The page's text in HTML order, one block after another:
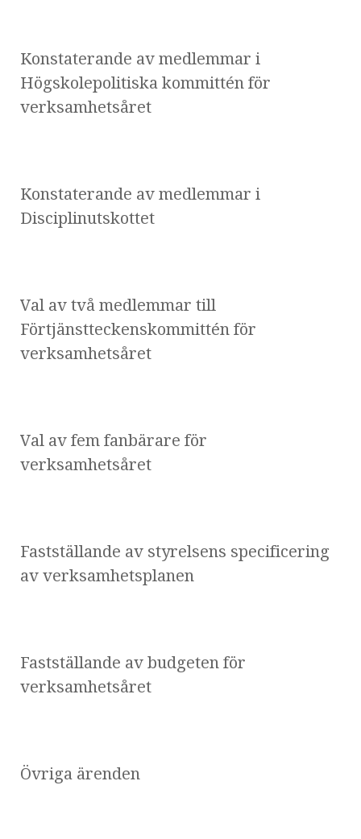
Konstaterande av medlemmar i
Högskolepolitiska kommittén för
verksamhetsåret
Konstaterande av medlemmar i
Disciplinutskottet
Val av två medlemmar till
Förtjänstteckenskommittén för
verksamhetsåret
Val av fem fanbärare för
verksamhetsåret
Fastställande av styrelsens specificering
av verksamhetsplanen
Fastställande av budgeten för
verksamhetsåret
Övriga ärenden